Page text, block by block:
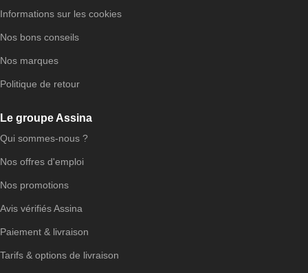
Le groupe Assina
Qui sommes-nous ?
Nos offres d'emploi
Nos promotions
Avis vérifiés Assina
Paiement & livraison
Tarifs & options de livraison
Informations sur les cookies
Nos bons conseils
Nos marques
Politique de retour